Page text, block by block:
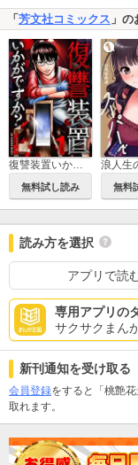
「 芳文社コミックス 」
復讐装置いかがですか？
無料試し読み 無料
読み方を選択
アプリで読
専用アプリの
サクサクまん
新刊通知を受け取る
会員登録をすると「桃艶
取れます。